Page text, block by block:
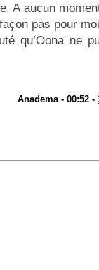
A aucun
pas pour
qu’Oona ne
Anadema - 00:52 -